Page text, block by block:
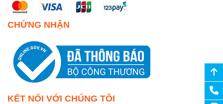
CHỨNG NHẬN
KẾT NỐI VỚI CHÚNG TÔI